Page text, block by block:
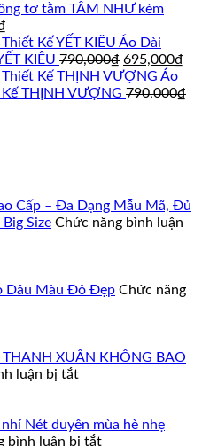
tơ tằm TÂM NHƯ kèm
hiện
tại
là:
850,000₫.
Áo Dài
KIÊU 790,000₫ Giá
gốc
là:
695,000₫
tại
Áo
Kế THỊNH VƯỢNG 790,000₫
Cấp – Đa Dạng Mẫu Mã, Đủ
Size Chức năng bình luận
Dâu Màu Đỏ Đẹp Chức năng
XUÂN KHÔNG BAO
luận bị tắtở
TRẮNG
VẺ
Nét duyên mùa hè nhẹ
bình luận bị tắtở